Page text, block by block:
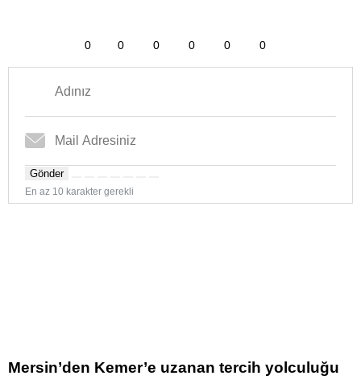
0 0 0 0 0 0
Gönder
En az 10 karakter gerekli
Mersin’den Kemer’e uzanan tercih yolculuğu